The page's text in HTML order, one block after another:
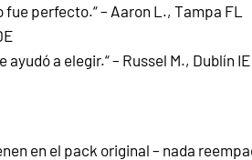
perfecto.“ – Aaron L., Tampa FL
a elegir.“ – Russel M., Dublín IE
en el pack original – nada